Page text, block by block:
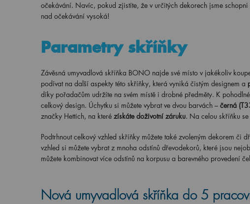
očekávání. Navíc, pokud zjistíte, že v určitých dekorech jsme
nad očekávání vysoká!
Parametry skříňky
Závěsná umyvadlová skříňka BONO najde své místo v jakékoliv
podívat na další aspekty této skříňky, která vyniká čistým designem a
díky pořadačům udržíte na svém místě i drobné předměty. K
celkový design. Úchytku si můžete vybrat ve dvou barvách – černá
značky Hettich, na které získáte doživotní záruku. Na celou skříňku se
Podtrhnout celkový vzhled skříňky můžete také zvoleným dekorem
vzhled si můžete vybrat z mnoha odstínů dřevodekorů, které jsou
můžete kombinovat více odstínů na korpusu a barevného provedení
Nová umyvadlová skříňka do 5